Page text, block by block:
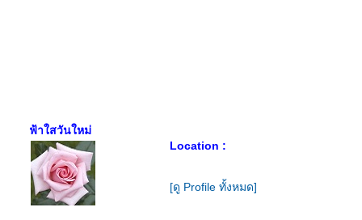
ฟ้าใสวันใหม่
Location :
[ดู Profile ทั้งหมด]